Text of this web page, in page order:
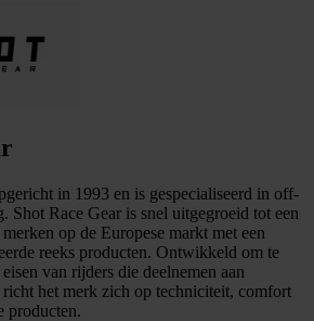
in 1993 en is gespecialiseerd in off-
Shot Race Gear is snel uitgegroeid tot een
op de Europese markt met een
reeks producten. Ontwikkeld om te
van rijders die deelnemen aan
richt het merk zich op techniciteit, comfort
producten.